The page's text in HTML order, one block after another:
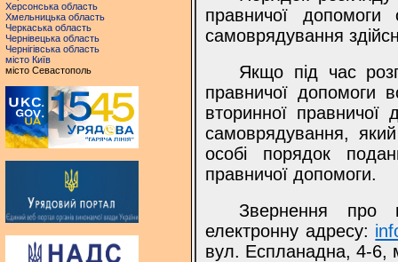
Херсонська область
Хмельницька область
Черкаська область
Чернівецька область
Чернігівська область
місто Київ
місто Севастополь
правничої допомоги
самоврядування
Якщо під час
правничої допомоги
вторинної правничої
самоврядування,
особі порядок
правничої допомоги.
Звернення про
електронну адресу:
вул. Еспланадна, 4-6,